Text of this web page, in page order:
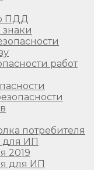
ПДД
работ
потребителя
для ИП
2019
для ИП